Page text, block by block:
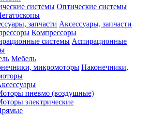
Оптические системы
Аксессуары, запчасти
Компрессоры
Аспирационные
Мебель
Наконечники,
пневмо (воздушные)
электрические